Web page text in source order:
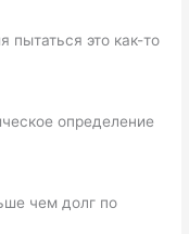
пытаться это как-то
определение
чем долг по